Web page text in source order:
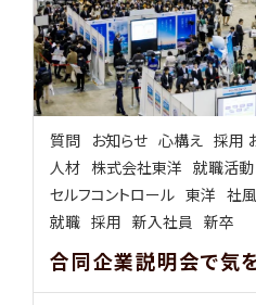
質問 お知らせ 心構え 採用
人材 株式会社東洋 就職活動
セルフコントロール 東洋 社風
就職 採用 新入社員 新卒
合同企業説明会で気を